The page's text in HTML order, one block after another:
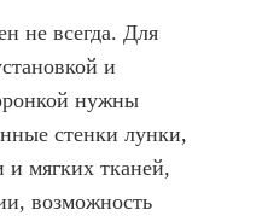
не всегда. Для
и
нужны
стенки лунки,
и мягких тканей,
возможность